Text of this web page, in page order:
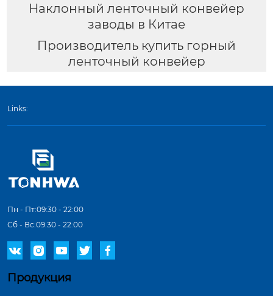
Наклонный ленточный конвейер
заводы в Китае
Производитель купить горный
ленточный конвейер
Links:
Пн - Пт:09:30 - 22:00
Сб - Вс:09:30 - 22:00
    
Продукция